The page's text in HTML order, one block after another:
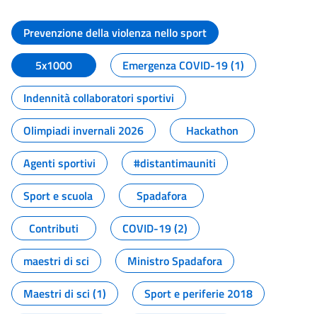
Tutti i contenuti della pagina
Prevenzione della violenza nello sport
5x1000
Emergenza COVID-19 (1)
Indennità collaboratori sportivi
Olimpiadi invernali 2026
Hackathon
Agenti sportivi
#distantimauniti
Sport e scuola
Spadafora
Contributi
COVID-19 (2)
maestri di sci
Ministro Spadafora
Maestri di sci (1)
Sport e periferie 2018